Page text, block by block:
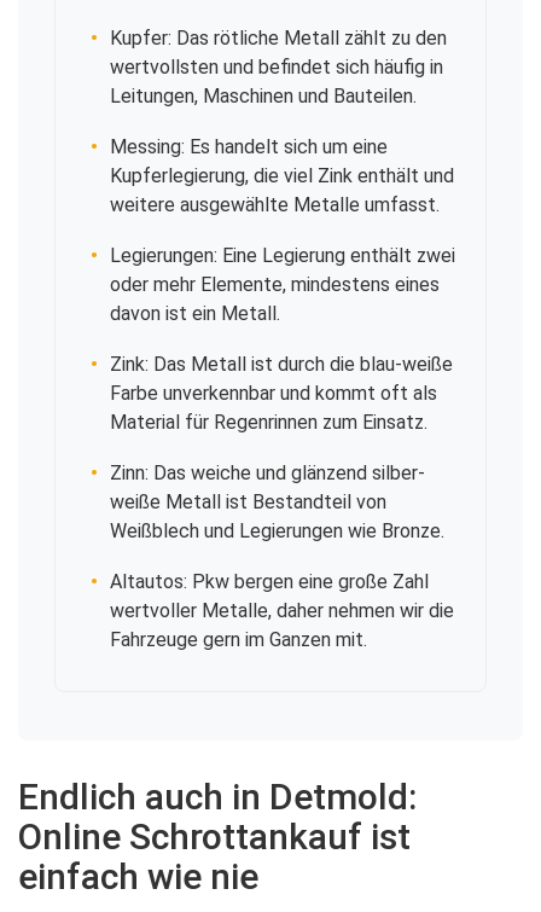
Kupfer: Das rötliche Metall zählt zu den
wertvollsten und befindet sich häufig in
Leitungen, Maschinen und Bauteilen.
Messing: Es handelt sich um eine
Kupferlegierung, die viel Zink enthält und
weitere ausgewählte Metalle umfasst.
Legierungen: Eine Legierung enthält zwei
oder mehr Elemente, mindestens eines
davon ist ein Metall.
Zink: Das Metall ist durch die blau-weiße
Farbe unverkennbar und kommt oft als
Material für Regenrinnen zum Einsatz.
Zinn: Das weiche und glänzend silber-
weiße Metall ist Bestandteil von
Weißblech und Legierungen wie Bronze.
Altautos: Pkw bergen eine große Zahl
wertvoller Metalle, daher nehmen wir die
Fahrzeuge gern im Ganzen mit.
Endlich auch in Detmold:
Online Schrottankauf ist
einfach wie nie